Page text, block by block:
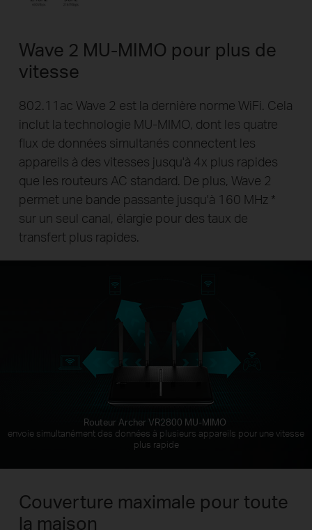
Wave 2 MU-MIMO pour plus de
vitesse
802.11ac Wave 2 est la dernière norme WiFi. Cela
inclut la technologie MU-MIMO, dont les quatre
flux de données simultanés connectent les
appareils à des vitesses jusqu'à 4x plus rapides
que les routeurs AC standard. De plus, Wave 2
permet une bande passante jusqu'à 160 MHz *
sur un seul canal, élargie pour des taux de
transfert plus rapides.
Routeur Archer VR2800 MU-MIMO
envoie simultanément des données à plusieurs appareils pour une vitesse
plus rapide
Couverture maximale pour toute
la maison